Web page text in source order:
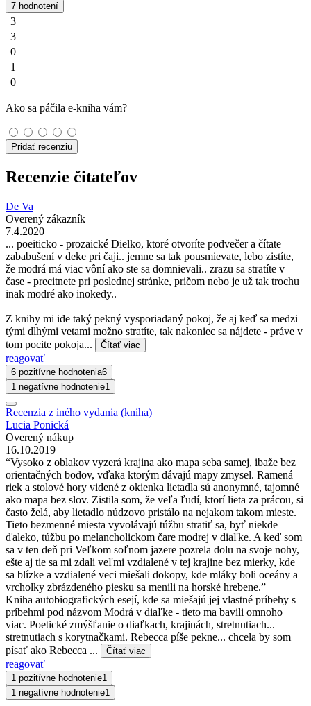
7 hodnotení
3
3
0
1
0
Ako sa páčila e-kniha vám?
Pridať recenziu
Recenzie čitateľov
De Va
Overený zákazník
7.4.2020
... poeiticko - prozaické Dielko, ktoré otvoríte podvečer a čítate
zababušení v deke pri čaji.. jemne sa tak pousmievate, lebo zistíte,
že modrá má viac vôní ako ste sa domnievali.. zrazu sa stratíte v
čase - precitnete pri poslednej stránke, pričom nebo je už tak trochu
inak modré ako inokedy..
Z knihy mi ide taký pekný vysporiadaný pokoj, že aj keď sa medzi
tými dlhými vetami možno stratíte, tak nakoniec sa nájdete - práve v
tom pocite pokoja...
Čítať viac
reagovať
6 pozitívne hodnotenia6
1 negatívne hodnotenie1
Recenzia z iného vydania (kniha)
Lucia Ponická
Overený nákup
16.10.2019
“Vysoko z oblakov vyzerá krajina ako mapa seba samej, ibaže bez
orientačných bodov, vďaka ktorým dávajú mapy zmysel. Ramená
riek a stolové hory videné z okienka lietadla sú anonymné, tajomné
ako mapa bez slov. Zistila som, že veľa ľudí, ktorí lieta za prácou, si
často želá, aby lietadlo núdzovo pristálo na nejakom takom mieste.
Tieto bezmenné miesta vyvolávajú túžbu stratiť sa, byť niekde
ďaleko, túžbu po melancholickom čare modrej v diaľke. A keď som
sa v ten deň pri Veľkom soľnom jazere pozrela dolu na svoje nohy,
ešte aj tie sa mi zdali veľmi vzdialené v tej krajine bez mierky, kde
sa blízke a vzdialené veci miešali dokopy, kde mláky boli oceány a
vrcholky zbrázdeného piesku sa menili na horské hrebene.”
Kniha autobiografických esejí, kde sa miešajú jej vlastné príbehy s
príbehmi pod názvom Modrá v diaľke - tieto ma bavili omnoho
viac. Poetické zmýšľanie o diaľkach, krajinách, stretnutiach...
stretnutiach s korytnačkami. Rebecca píše pekne... chcela by som
písať ako Rebecca ...
Čítať viac
reagovať
1 pozitívne hodnotenie1
1 negatívne hodnotenie1